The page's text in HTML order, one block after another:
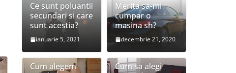
Ce sunt poluantii
secundari si care
sunt acestia?
ianuarie 5, 2021
Merita sa-mi
cumpar o
masina sh?
decembrie 21, 2020
Cum alegem
Cum sa alegi